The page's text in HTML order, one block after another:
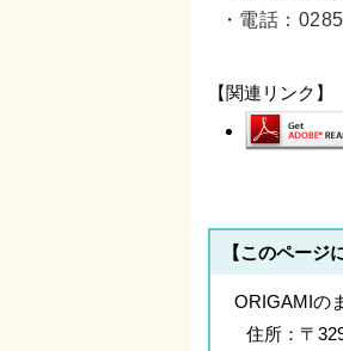
・電話：
【関連リンク】
【このページ
ORIGAMIの
住所： 〒